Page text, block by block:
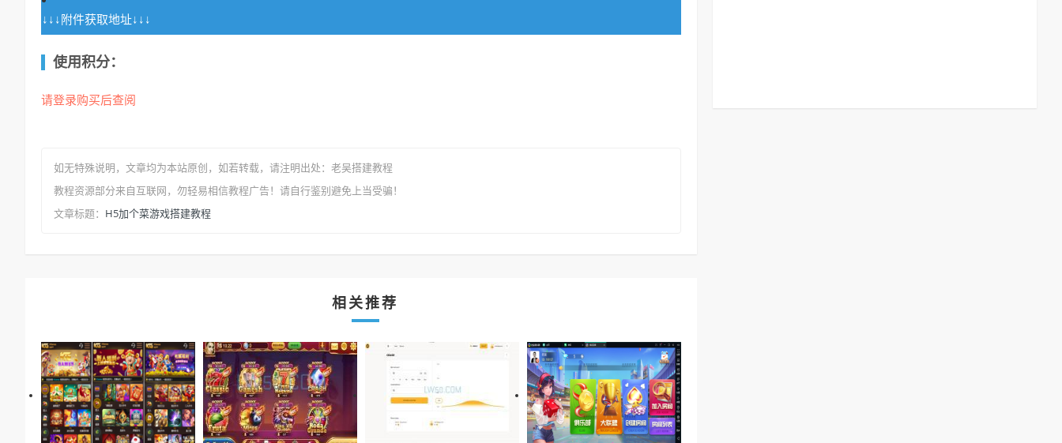
↓↓↓附件获取地址↓↓↓
使用积分：
请登录购买后查阅
如无特殊说明，文章均为本站原创 ，如若转载，请注明出处： 老吴搭建教程
教程资源部分来自互联网，勿轻易相信教程广告！请自行鉴别避免上当受骗！
文章标题： H5加个菜游戏搭建教程
相关推荐